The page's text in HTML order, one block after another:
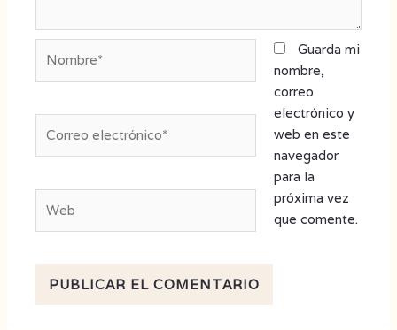
electrónico*
Guarda mi
nombre,
correo
electrónico y
web en este
navegador
para la
próxima vez
que comente.